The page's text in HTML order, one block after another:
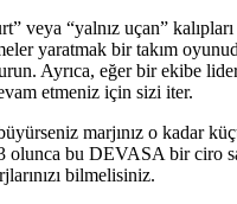
veya “yalnız uçan”
yaratmak bir takım
Ayrıca, eğer bir ekibe
etmeniz için sizi iter.
marjınız o kadar
olunca bu DEVASA bir ciro
bilmelisiniz.